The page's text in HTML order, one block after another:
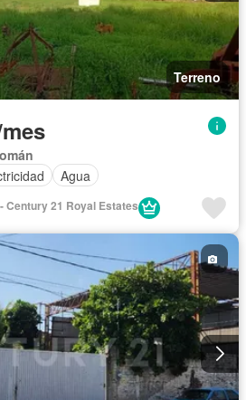
Terreno
Agua
Century 21 Royal Estates